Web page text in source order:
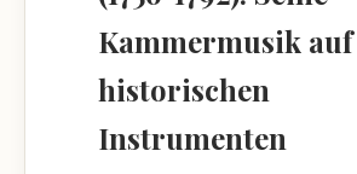
Kammermusik auf
historischen
Instrumenten